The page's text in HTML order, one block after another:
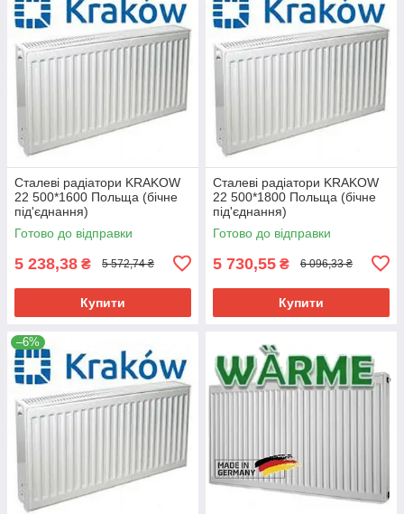
Сталеві радіатори KRAKOW
22 500*1600 Польща (бічне
під'єднання)
Готово до відправки
5 238,38 ₴ 5 572,74 ₴
Купити
Сталеві радіатори KRAKOW
22 500*1800 Польща (бічне
під'єднання)
Готово до відправки
5 730,55 ₴ 6 096,33 ₴
Купити
–6%